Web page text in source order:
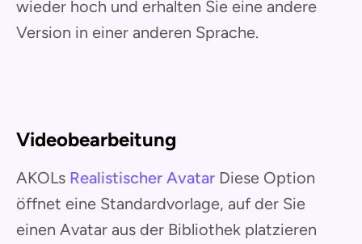
wieder hoch und erhalten Sie eine andere
Version in einer anderen Sprache.
Videobearbeitung
AKOLs Realistischer Avatar Diese Option
öffnet eine Standardvorlage, auf der Sie
einen Avatar aus der Bibliothek platzieren